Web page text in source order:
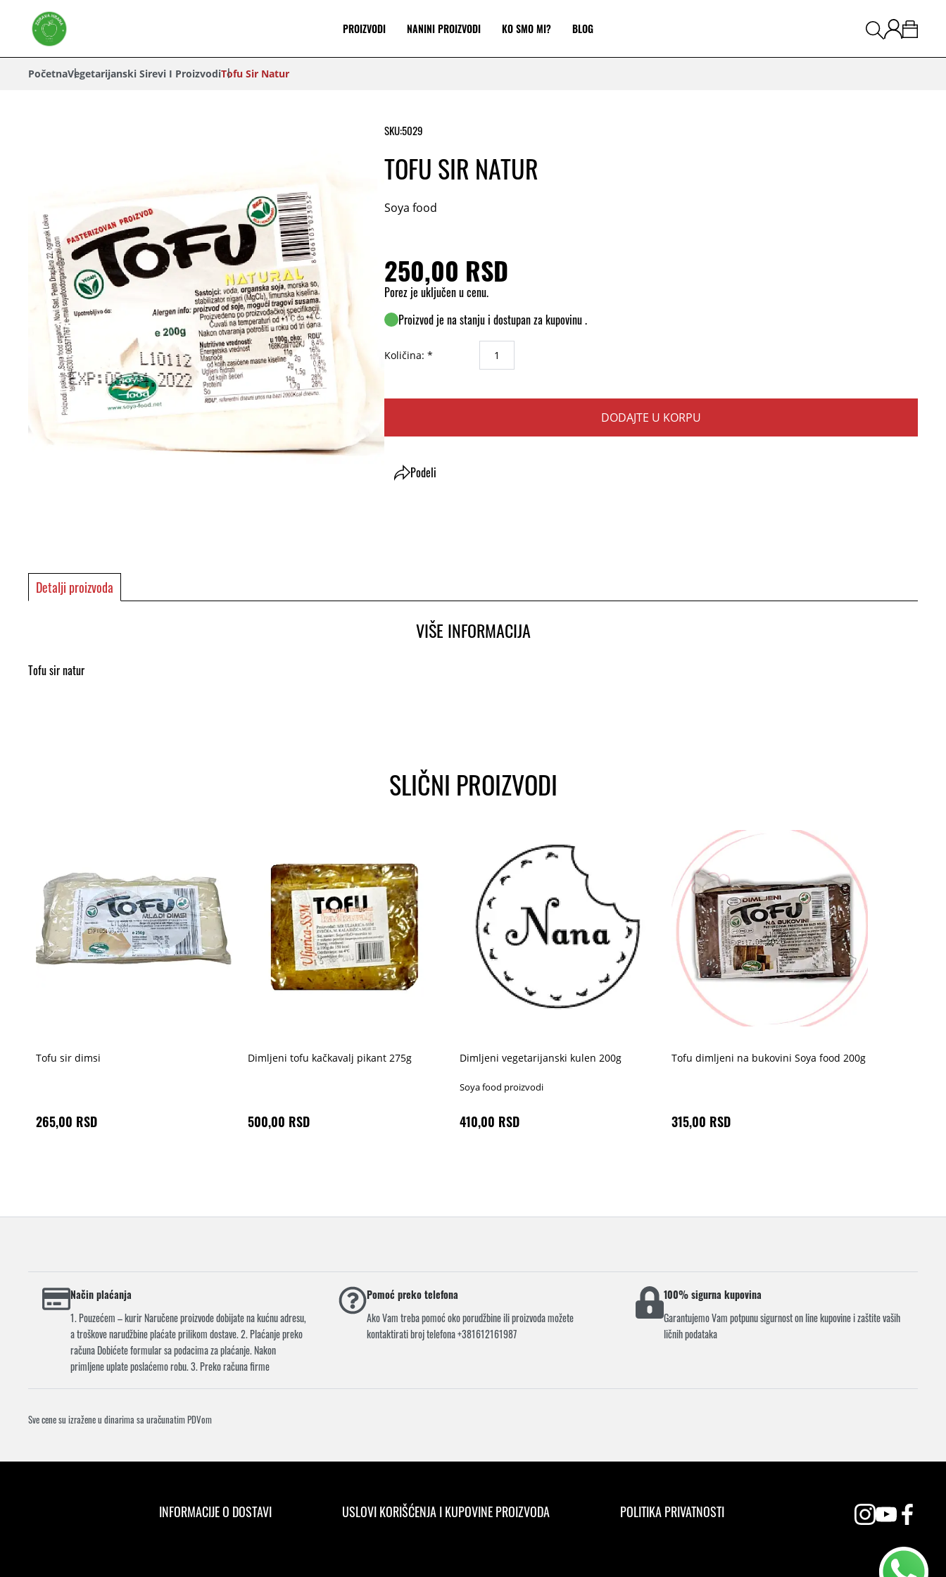
PROIZVODI NANINI PROIZVODI KO SMO MI? BLOG
PočetnaVegetarijanski Sirevi I ProizvodiTofu Sir Natur
SKU:5029
TOFU SIR NATUR
Soya food
250,00 RSD
Porez je uključen u cenu.
Proizvod je na stanju i dostupan za kupovinu .
Količina: *
DODAJTE U KORPU
Podeli
Detalji proizvoda
VIŠE INFORMACIJA
Tofu sir natur
SLIČNI PROIZVODI
Tofu sir dimsi
265,00 RSD
Dimljeni tofu kačkavalj pikant 275g
500,00 RSD
Dimljeni vegetarijanski kulen 200g
Soya food proizvodi
410,00 RSD
Tofu dimljeni na bukovini Soya food 200g
315,00 RSD
Način plaćanja
1. Pouzećem – kurir Naručene proizvode dobijate na kućnu adresu,
a troškove narudžbine plaćate prilikom dostave. 2. Plaćanje preko
računa Dobićete formular sa podacima za plaćanje. Nakon
primljene uplate poslaćemo robu. 3. Preko računa firme
Pomoć preko telefona
Ako Vam treba pomoć oko porudžbine ili proizvoda možete
kontaktirati broj telefona +381612161987
100% sigurna kupovina
Garantujemo Vam potpunu sigurnost on line kupovine i zaštite vaših
ličnih podataka
Sve cene su izražene u dinarima sa uračunatim PDVom
INFORMACIJE O DOSTAVI USLOVI KORIŠĆENJA I KUPOVINE PROIZVODA POLITIKA PRIVATNOSTI